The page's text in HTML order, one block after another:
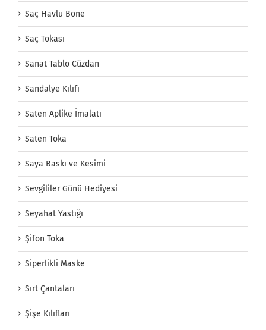
Saç Havlu Bone
Saç Tokası
Sanat Tablo Cüzdan
Sandalye Kılıfı
Saten Aplike İmalatı
Saten Toka
Saya Baskı ve Kesimi
Sevgililer Günü Hediyesi
Seyahat Yastığı
Şifon Toka
Siperlikli Maske
Sırt Çantaları
Şişe Kılıfları